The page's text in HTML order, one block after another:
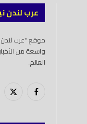
عرب لندن
موقع "عرب
واسعة من
العالم.
فيسبوك
X